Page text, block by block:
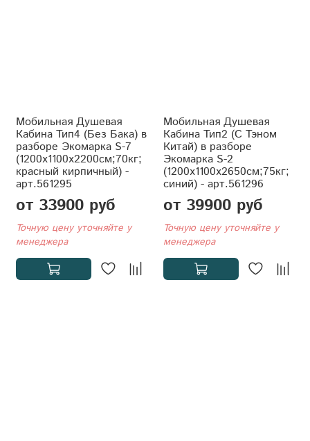
Мобильная Душевая
Кабина Тип4 (Без Бака) в
разборе Экомарка S-7
(1200x1100x2200см;70кг;
красный кирпичный) -
арт.561295
от 33900 руб
Точную цену уточняйте у
менеджера
Мобильная Душевая
Кабина Тип2 (С Тэном
Китай) в разборе
Экомарка S-2
(1200x1100x2650см;75кг;
синий) - арт.561296
от 39900 руб
Точную цену уточняйте у
менеджера